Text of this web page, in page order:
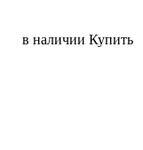
в наличии Купить